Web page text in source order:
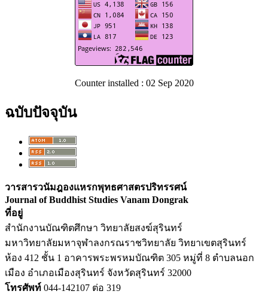
Counter installed : 02 Sep 2020
ฉบับปัจจุบัน
วารสารวนัมฎองแหรกพุทธศาสตรปริทรรศน์
Journal of Buddhist Studies Vanam Dongrak
ที่อยู่
สำนักงานบัณฑิตศึกษา วิทยาลัยสงฆ์สุรินทร์
มหาวิทยาลัยมหาจุฬาลงกรณราชวิทยาลัย วิทยาเขตสุรินทร์
ห้อง 412 ชั้น 1 อาคารพระพรหมบัณฑิต 305 หมู่ที่ 8 ตำบลนอก
เมือง อำเภอเมืองสุรินทร์ จังหวัดสุรินทร์ 32000
โทรศัพท์ 044-142107 ต่อ 319